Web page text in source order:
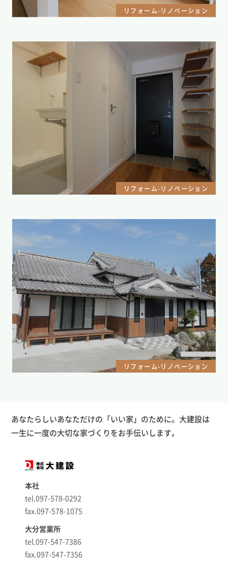
リフォーム-リノベーション
リフォーム-リノベーション
リフォーム-リノベーション
あなたらしいあなただけの「いい家」のために。大建設は
一生に一度の大切な家づくりをお手伝いします。
本社
tel.097-578-0292
fax.097-578-1075
大分営業所
tel.097-547-7386
fax.097-547-7356